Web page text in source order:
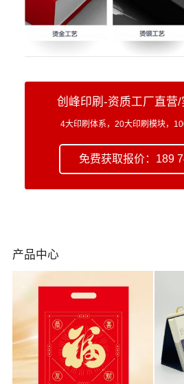
创峰印刷-资质工厂直营
4大印刷体系，20大印刷模块，
免费获取报价：189
产品中心